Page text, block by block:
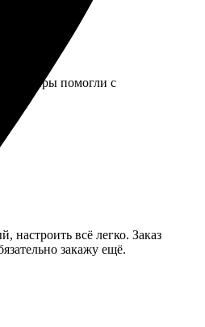
помогли с
настроить всё легко. Заказ
закажу ещё.